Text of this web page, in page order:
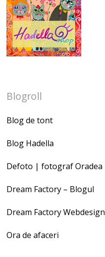
Blogroll
Blog de tont
Blog Hadella
Defoto | fotograf Oradea
Dream Factory – Blogul
Dream Factory Webdesign
Ora de afaceri